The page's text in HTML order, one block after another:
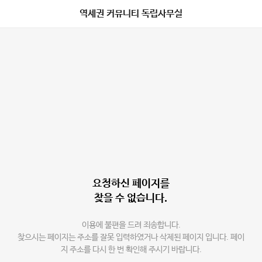
역세권 커뮤니티 독립사무실
요청하신 페이지를
찾을 수 없습니다.
이용에 불편을 드려 죄송합니다.
찾으시는 페이지는 주소를 잘못 입력하였거나 삭제된 페이지 입니다. 페이
지 주소를 다시 한 번 확인해 주시기 바랍니다.